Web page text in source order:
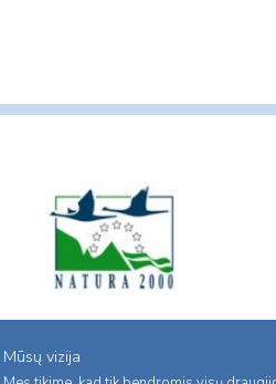
Mūsų vizija